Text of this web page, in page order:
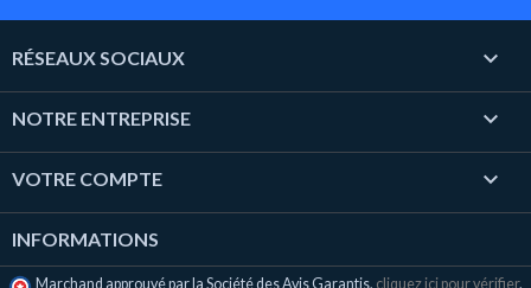
RÉSEAUX SOCIAUX 
NOTRE ENTREPRISE 
VOTRE COMPTE 
INFORMATIONS
Marchand approuvé par la Société des Avis Garantis, cliquez ici pour vérifier.